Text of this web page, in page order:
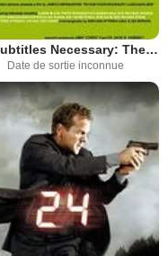
No Subtitles Necessary: The Story of Laszlo and Vilmos
Date de sortie inconnue